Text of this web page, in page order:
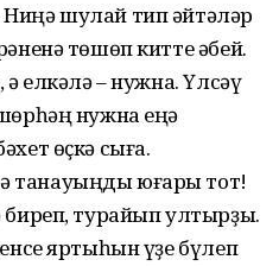
шулай тип әйтәләр
төшөп китте әбей.
елкәлә – нужна. Үлсәү
нужна еңә
өҫкә сыға.
танауыңды юғары тот!
биреп, турайып ултырҙы.
яртыһын үҙе бүлеп